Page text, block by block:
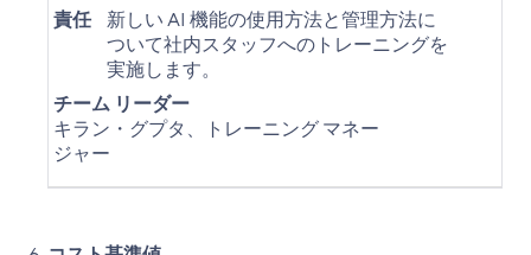
責任 新しい AI 機能の使用方法と管理方法に
ついて社内スタッフへのトレーニングを
実施します。
チーム リーダー
キラン・グプタ、トレーニング マネー
ジャー